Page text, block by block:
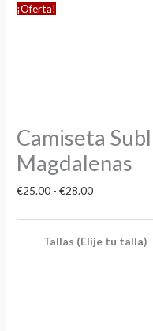
¡Oferta!
Camiseta
Magdalenas
€25.00 - €28.00
Tallas (Elije tu talla)